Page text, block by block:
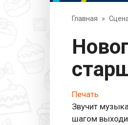
Главная »
Новогодний сценарий для
Печать
Звучит
шагом